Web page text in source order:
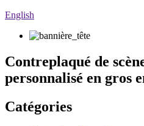
English
Contreplaqué de
personnalisé en gros
Catégories